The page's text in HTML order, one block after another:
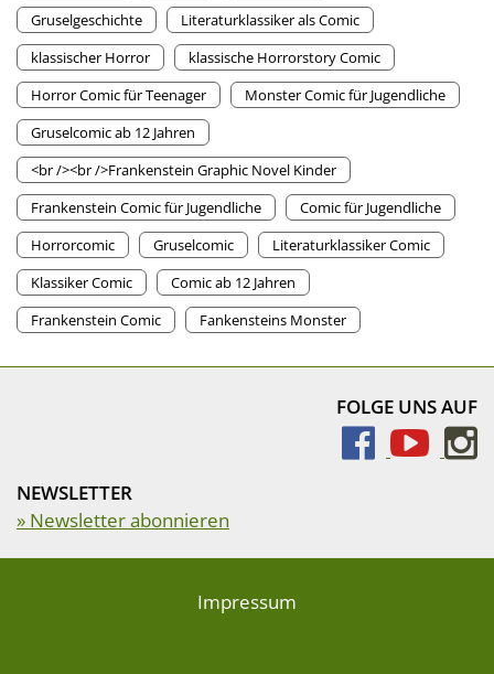
Gruselgeschichte
Literaturklassiker als Comic
klassischer Horror
klassische Horrorstory Comic
Horror Comic für Teenager
Monster Comic für Jugendliche
Gruselcomic ab 12 Jahren
<br /><br />Frankenstein Graphic Novel Kinder
Frankenstein Comic für Jugendliche
Comic für Jugendliche
Horrorcomic
Gruselcomic
Literaturklassiker Comic
Klassiker Comic
Comic ab 12 Jahren
Frankenstein Comic
Fankensteins Monster
FOLGE UNS AUF
NEWSLETTER
» Newsletter abonnieren
Impressum